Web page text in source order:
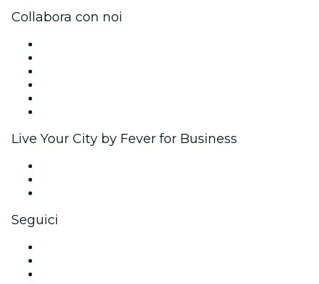
Collabora con noi
Live Your City by Fever for Business
Seguici